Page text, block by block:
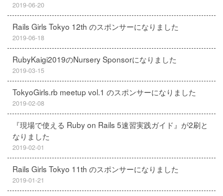
2019-06-20
Rails Girls Tokyo 12th のスポンサーになりました
2019-06-18
RubyKaigi2019のNursery Sponsorになりました
2019-03-15
TokyoGirls.rb meetup vol.1 のスポンサーになりました
2019-02-08
『現場で使える Ruby on Rails 5速習実践ガイド』が2刷と
なりました
2019-02-01
Rails Girls Tokyo 11th のスポンサーになりました
2019-01-21